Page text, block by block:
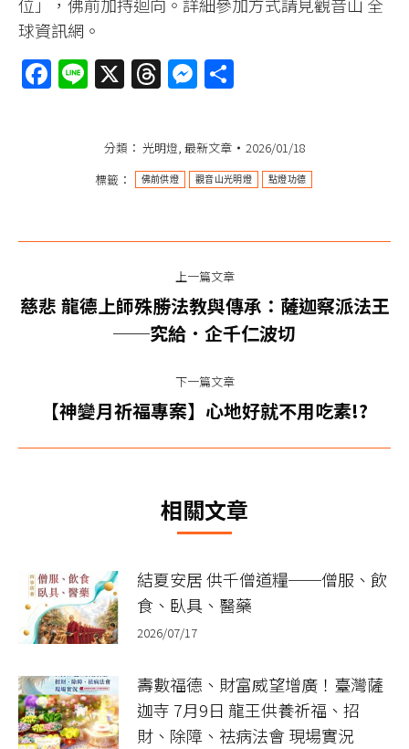
球資訊網。
Facebook
Line
X Threads
Messenger
分類： 光明燈, 最新文章
2026/01/18
標籤：
佛前供燈 觀音山光明燈 點燈功德
章
上一篇文章
上
一
文
章：
慈悲 龍德上師殊勝法教與傳承：薩迦察派法王
──究給．企千仁波切
下一篇文章
下
章：
【神變月祈福專案】心地好就不用吃素!?
相關文章
結夏安居 供千僧道糧──僧服、飲
食、臥具、醫藥
2026/07/17
壽數福德、財富威望增廣！臺灣薩
迦寺 7月9日 龍王供養祈福、招
財、除障、祛病法會 現場實況